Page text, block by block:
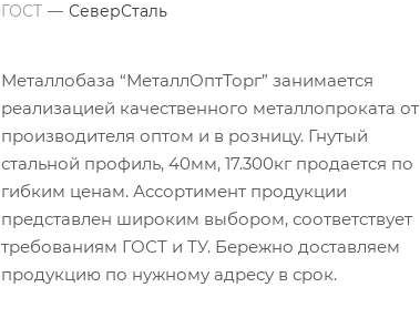
ГОСТ — СеверСталь
Металлобаза “МеталлОптТорг” занимается
реализацией качественного металлопроката от
производителя оптом и в розницу. Гнутый
стальной профиль, 40мм, 17.300кг продается по
гибким ценам. Ассортимент продукции
представлен широким выбором, соответствует
требованиям ГОСТ и ТУ. Бережно доставляем
продукцию по нужному адресу в срок.